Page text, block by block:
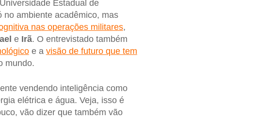
Estadual de
no ambiente acadêmico, mas
nas operações militares,
e Irã. O entrevistado também
e a visão de futuro que tem
mundo.
vendendo inteligência como
elétrica e água. Veja, isso é
vão dizer que também vão